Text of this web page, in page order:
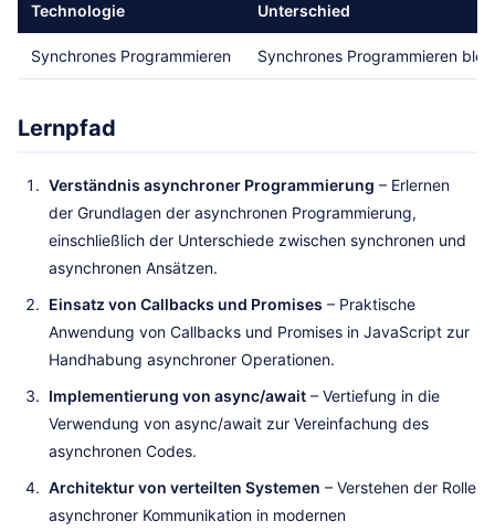
Technologie Unterschied
Synchrones Programmieren Synchrones Programmieren
Lernpfad
Verständnis asynchroner Programmierung – Erlernen
der Grundlagen der asynchronen Programmierung,
einschließlich der Unterschiede zwischen synchronen und
asynchronen Ansätzen.
Einsatz von Callbacks und Promises – Praktische
Anwendung von Callbacks und Promises in JavaScript zur
Handhabung asynchroner Operationen.
Implementierung von async/await – Vertiefung in die
Verwendung von async/await zur Vereinfachung des
asynchronen Codes.
Architektur von verteilten Systemen – Verstehen der Rolle
asynchroner Kommunikation in modernen